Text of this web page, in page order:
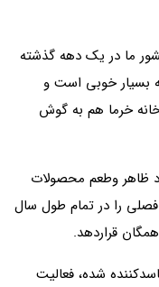
ما در یک دهه گذشته
رتبه بسیار خوبی است و
خرما هم به گوش
ظاهر وطعم محصولات
را در تمام طول سال
قراردهد.
شده، فعالیت